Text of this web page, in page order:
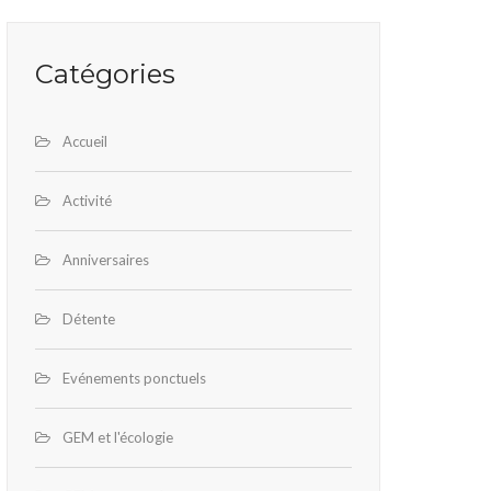
Catégories
Accueil
Activité
Anniversaires
Détente
Evénements ponctuels
GEM et l'écologie